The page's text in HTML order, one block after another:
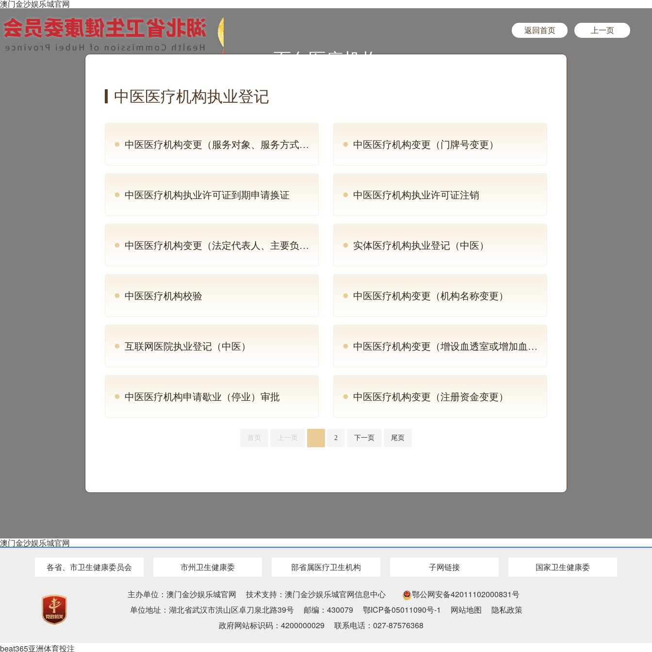
澳门金沙娱乐城官网
返回首页 上一页
面向医疗机构
中医医疗机构执业登记
中医医疗机构变更（服务对象、服务方式变更） 中医医疗机构变更（门牌号变更）
中医医疗机构执业许可证到期申请换证 中医医疗机构执业许可证注销
中医医疗机构变更（法定代表人、主要负责人变更） 实体医疗机构执业登记（中医）
中医医疗机构校验 中医医疗机构变更（机构名称变更）
互联网医院执业登记（中医） 中医医疗机构变更（增设血透室或增加血透机）
中医医疗机构申请歇业（停业）审批 中医医疗机构变更（注册资金变更）
首页 上一页 1 2 下一页 尾页